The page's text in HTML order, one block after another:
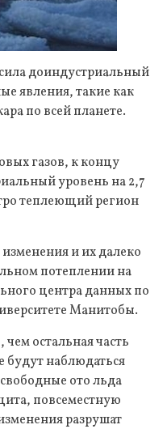
доиндустриальный
явления, такие как
по всей планете.
газов, к концу
уровень на 2,7
теплеющий регион
и их далеко
потеплении на
центра данных по
Манитобы.
остальная часть
будут наблюдаться
ото льда
повсеместную
разрушат